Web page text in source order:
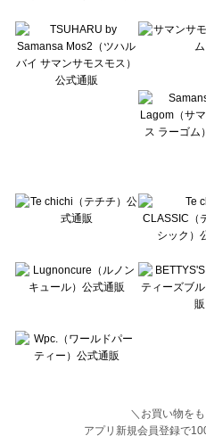
Lugnoncure（ルノンキュール）のパンツ一
BETTY'S BLUE（べティーズブルー）のパン
Wpc.（ワールドパーティー）のパンツ一覧
＼お買い物を
アプリ新規会員登録で